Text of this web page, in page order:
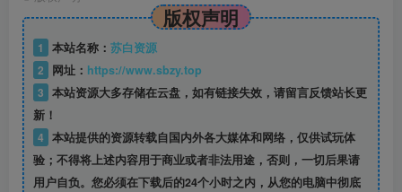
版权声明
1 本站名称： 苏白资源
2
网址： https://www.sbzy.top
3 本站资源大多存储在云盘，如有链接失效，请留言反馈站长更
新！
4 本站提供的资源转载自国内外各大媒体和网络，仅供试玩体
验；不得将上述内容用于商业或者非法用途，否则，一切后果请
用户自负。您必须在下载后的24个小时之内，从您的电脑中彻底